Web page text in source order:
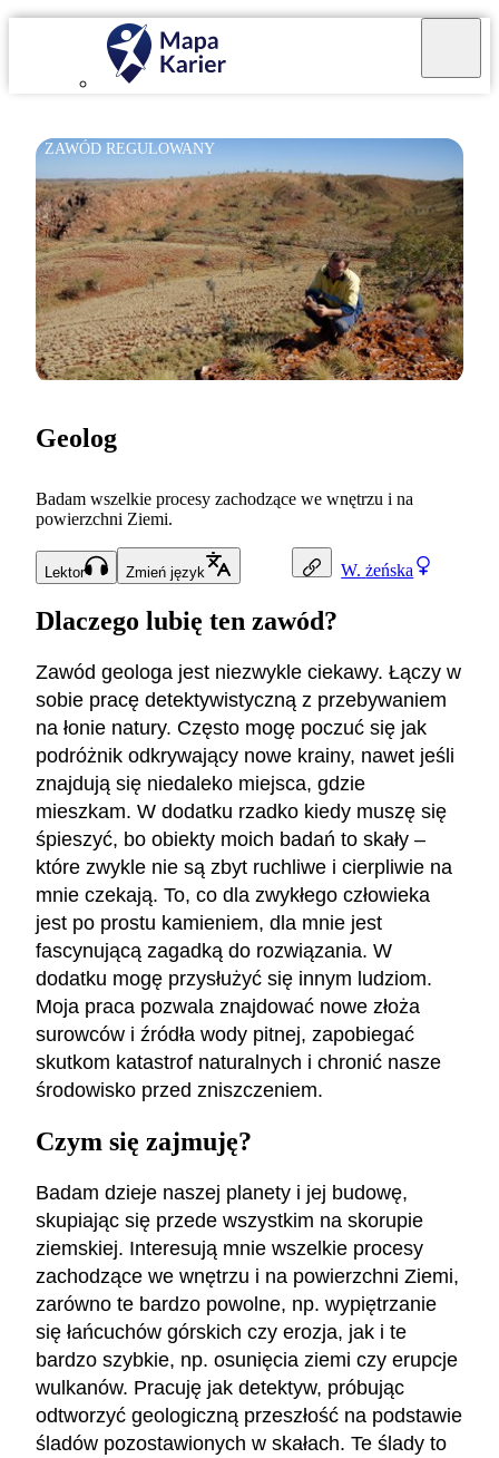
ZAWÓD REGULOWANY
W. żeńska
Geolog
Badam wszelkie procesy zachodzące we wnętrzu i na
powierzchni Ziemi.
Lektor Zmień język
Dlaczego lubię ten zawód?
Zawód geologa jest niezwykle ciekawy. Łączy w
sobie pracę detektywistyczną z przebywaniem
na łonie natury. Często mogę poczuć się jak
podróżnik odkrywający nowe krainy, nawet jeśli
znajdują się niedaleko miejsca, gdzie
mieszkam. W dodatku rzadko kiedy muszę się
śpieszyć, bo obiekty moich badań to skały –
które zwykle nie są zbyt ruchliwe i cierpliwie na
mnie czekają. To, co dla zwykłego człowieka
jest po prostu kamieniem, dla mnie jest
fascynującą zagadką do rozwiązania. W
dodatku mogę przysłużyć się innym ludziom.
Moja praca pozwala znajdować nowe złoża
surowców i źródła wody pitnej, zapobiegać
skutkom katastrof naturalnych i chronić nasze
środowisko przed zniszczeniem.
Czym się zajmuję?
Badam dzieje naszej planety i jej budowę,
skupiając się przede wszystkim na skorupie
ziemskiej. Interesują mnie wszelkie procesy
zachodzące we wnętrzu i na powierzchni Ziemi,
zarówno te bardzo powolne, np. wypiętrzanie
się łańcuchów górskich czy erozja, jak i te
bardzo szybkie, np. osunięcia ziemi czy erupcje
wulkanów. Pracuję jak detektyw, próbując
odtworzyć geologiczną przeszłość na podstawie
śladów pozostawionych w skałach. Te ślady to